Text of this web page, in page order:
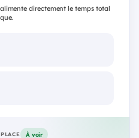
directement le temps total
À voir